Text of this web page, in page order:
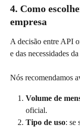
4. Como
empresa
A decisão entre API
e das necessidades
Nós recomendamos
Volume de
oficial.
Tipo de uso: se